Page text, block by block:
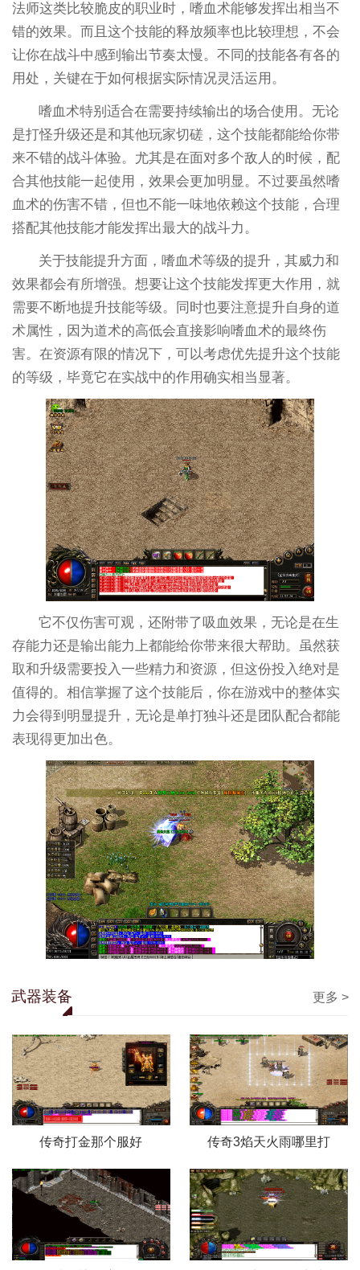
法师这类比较脆皮的职业时，嗜血术能够发挥出相当不
错的效果。而且这个技能的释放频率也比较理想，不会
让你在战斗中感到输出节奏太慢。不同的技能各有各的
用处，关键在于如何根据实际情况灵活运用。
嗜血术特别适合在需要持续输出的场合使用。无论
是打怪升级还是和其他玩家切磋，这个技能都能给你带
来不错的战斗体验。尤其是在面对多个敌人的时候，配
合其他技能一起使用，效果会更加明显。不过要虽然嗜
血术的伤害不错，但也不能一味地依赖这个技能，合理
搭配其他技能才能发挥出最大的战斗力。
关于技能提升方面，嗜血术等级的提升，其威力和
效果都会有所增强。想要让这个技能发挥更大作用，就
需要不断地提升技能等级。同时也要注意提升自身的道
术属性，因为道术的高低会直接影响嗜血术的最终伤
害。在资源有限的情况下，可以考虑优先提升这个技能
的等级，毕竟它在实战中的作用确实相当显著。
它不仅伤害可观，还附带了吸血效果，无论是在生
存能力还是输出能力上都能给你带来很大帮助。虽然获
取和升级需要投入一些精力和资源，但这份投入绝对是
值得的。相信掌握了这个技能后，你在游戏中的整体实
力会得到明显提升，无论是单打独斗还是团队配合都能
表现得更加出色。
武器装备 更多 >
传奇打金那个服好 传奇3焰天火雨哪里打